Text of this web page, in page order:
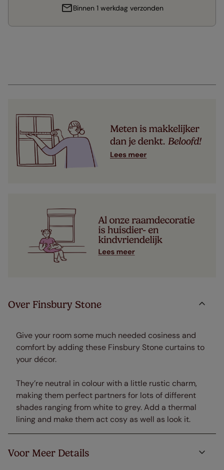
Binnen 1 werkdag verzonden
Over Finsbury Stone
Give your room some much needed cosiness and
comfort by adding these Finsbury Stone curtains to
your décor.
They’re neutral in colour with a little rustic charm,
making them perfect partners for lots of different
shades ranging from white to grey. Add a thermal
lining and make them act cosy as well as look it.
Voor Meer Details